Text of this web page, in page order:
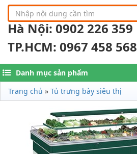
Hà Nội: 0902 226 359
TP.HCM: 0967 458 568
Danh mục sản phẩm
Trang chủ » Tủ trưng bày siêu thị